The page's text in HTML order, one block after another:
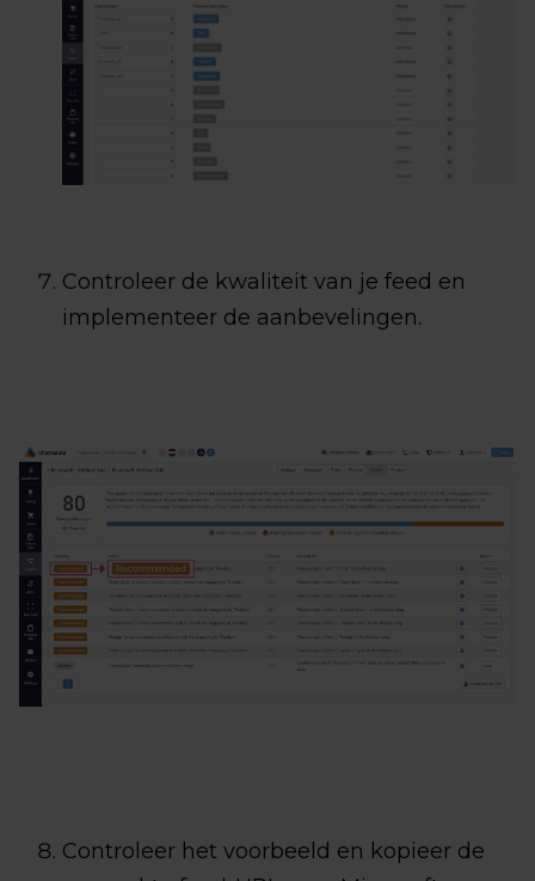
Controleer de kwaliteit van je feed en
implementeer de aanbevelingen.
Controleer het voorbeeld en kopieer de